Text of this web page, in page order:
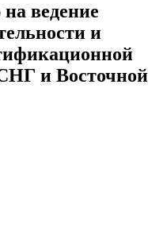
на ведение
и
и Восточной